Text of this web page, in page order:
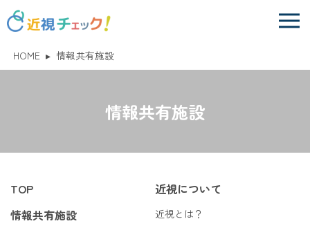
HOME ▸ 情報共有施設
情報共有施設
TOP
情報共有施設
近視について
近視とは？